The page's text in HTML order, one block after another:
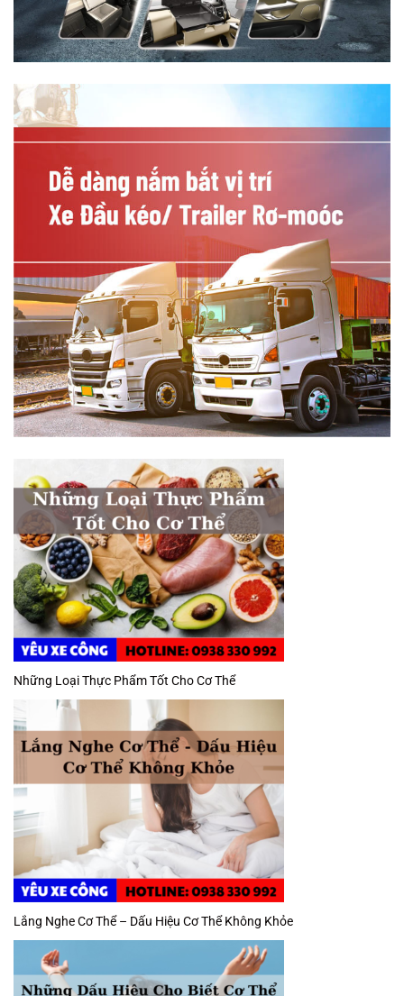
Những Loại Thực Phẩm Tốt Cho Cơ Thể
Lắng Nghe Cơ Thể – Dấu Hiệu Cơ Thể Không Khỏe